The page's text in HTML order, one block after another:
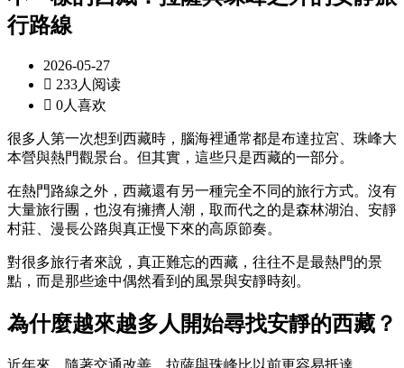
行路線
2026-05-27
 233人阅读
 0人喜欢
很多人第一次想到西藏時，腦海裡通常都是布達拉宮、珠峰大
本營與熱門觀景台。但其實，這些只是西藏的一部分。
在熱門路線之外，西藏還有另一種完全不同的旅行方式。沒有
大量旅行團，也沒有擁擠人潮，取而代之的是森林湖泊、安靜
村莊、漫長公路與真正慢下來的高原節奏。
對很多旅行者來說，真正難忘的西藏，往往不是最熱門的景
點，而是那些途中偶然看到的風景與安靜時刻。
為什麼越來越多人開始尋找安靜的西藏？
近年來，隨著交通改善，拉薩與珠峰比以前更容易抵達。